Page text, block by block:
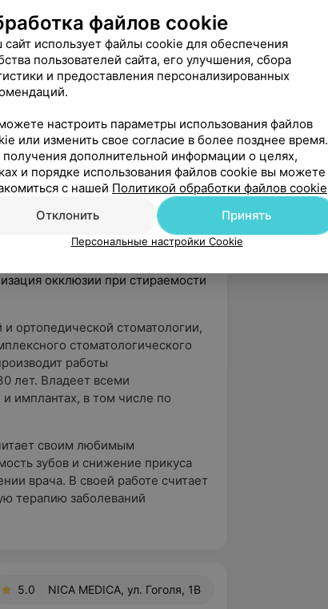
Procera;
от одиночной
от одиночной
лазеров в
тканей полости рта»;
пациентов со значительной
нагрузка на 4-х имплантатах —
Нейрофункциональный
окклюзии при стираемости
ортопедической стоматологии,
стоматологического
работы
лет. Владеет всеми
имплантах, в том числе по
своим любимым
зубов и снижение прикуса
врача. В своей работе считает
терапию заболеваний
5.0 NICA MEDICA, ул. Гоголя, 1B
файлов cookie
сайт использует файлы cookie для обеспечения
пользователей сайта, его улучшения, сбора
и предоставления персонализированных
настроить параметры использования файлов
или изменить свое согласие в более позднее время.
дополнительной информации о целях,
и порядке использования файлов cookie вы можете
с нашей Политикой обработки файлов cookie
Отклонить
Принять
Персональные настройки Cookie